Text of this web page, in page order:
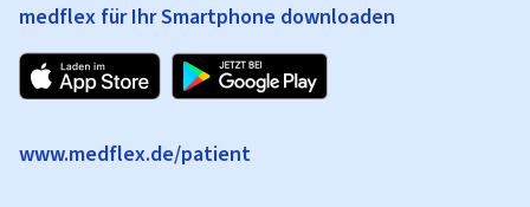
medflex für Ihr Smartphone downloaden
www.medflex.de/patient